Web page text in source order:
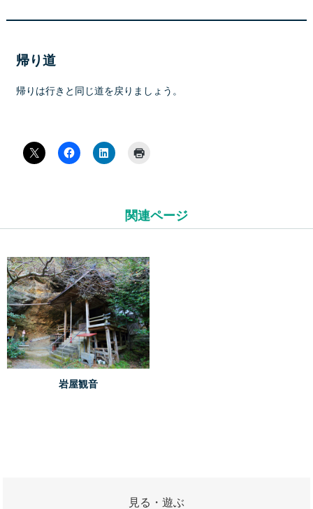
帰り道
帰りは行きと同じ道を戻りましょう。
関連ページ
岩屋観音
見る・遊ぶ